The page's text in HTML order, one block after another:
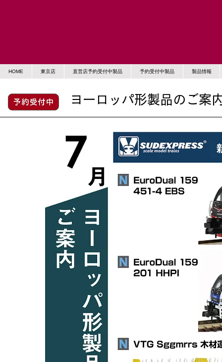
HOME 東京店 直営店予約受付中製品 予約受付中製品 製品情報
ヨーロッパ形製品のご案